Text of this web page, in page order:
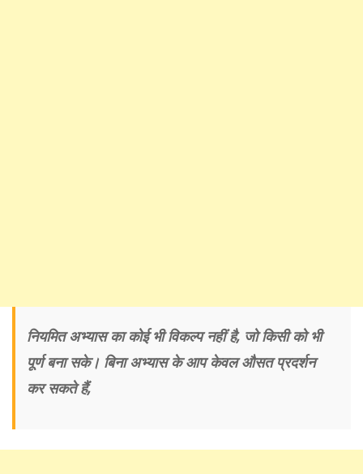
नियमित अभ्यास का कोई भी विकल्प नहीं है, जो किसी को भी
पूर्ण बना सके। बिना अभ्यास के आप केवल औसत प्रदर्शन
कर सकते हैं,